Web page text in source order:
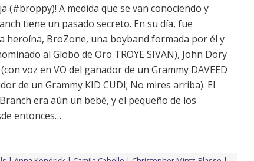
(#broppy)! A medida que se van conociendo y
tiene un pasado secreto. En su día, fue
BroZone, una boyband formada por él y
al Globo de Oro TROYE SIVAN), John Dory
voz en VO del ganador de un Grammy DAVEED
de un Grammy KID CUDI; No mires arriba). El
era aún un bebé, y el pequeño de los
entonces…